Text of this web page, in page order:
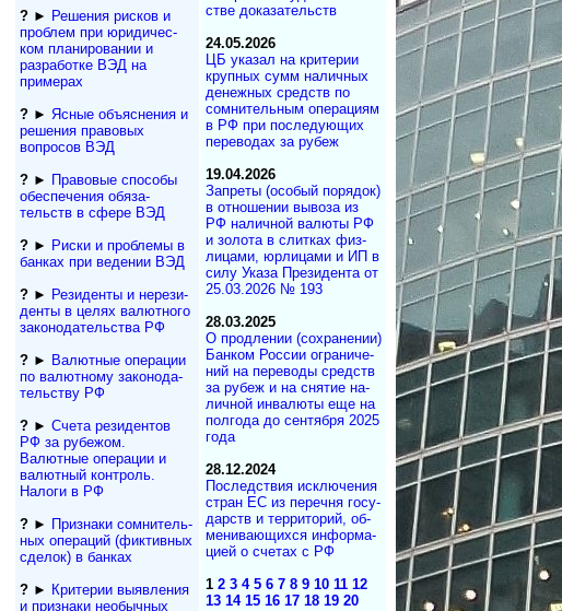
?► Решения рисков и
про­блем при юридичес­
ком планирова­нии и
разра­ботке ВЭД на
примерах
?► Ясные объяснения и
решения правовых
вопросов ВЭД
?► Правовые способы
обеспечения обяза­
тельств в сфере ВЭД
?► Риски и проблемы в
банках при ведении ВЭД
?► Резиденты и не­ре­зи­
ден­ты в целях валютного
за­ко­но­да­тель­ст­ва РФ
?► Валютные операции
по валютному за­ко­но­да­
тель­ст­ву РФ
?► Счета резидентов
РФ за рубежом.
Валютные операции и
валютный контроль.
Налоги в РФ
?► Признаки сомнитель­
ных операций (фиктивных
сделок) в банках
?► Критерии выявления
и признаки необычных
ст­ве до­ка­за­те­ль­ств
24.05.2026
ЦБ указал на кри­те­рии
круп­ных сумм на­лич­ных
де­неж­ных средств по
сом­ни­тель­ным опе­ра­ци­ям
в РФ при по­сле­ду­ю­щих
пе­ре­во­дах за ру­беж
19.04.2026
Запреты (осо­бый по­ря­док)
в от­но­ше­нии вы­во­за из
РФ на­ли­ч­ной ва­лю­ты РФ
и зо­ло­та в сли­т­ках физ­
ли­ца­ми, юр­ли­ца­ми и ИП в
си­лу Ука­за Пре­зи­де­н­та от
25.03.2026 № 193
28.03.2025
О продлении (со­хра­не­нии)
Бан­ком Рос­сии ог­ра­ни­че­
ний на пе­ре­во­ды средств
за ру­беж и на сня­тие на­
лич­ной ин­ва­лю­ты еще на
пол­го­да до сен­тя­б­ря 2025
года
28.12.2024
Последствия иск­лю­че­ния
стран ЕС из пе­ре­чня го­су­
дарств и тер­ри­то­рий, об­
ме­ни­ва­ю­щих­ся ин­фор­ма­
ци­ей о сче­тах с РФ
1 2 3 4 5 6 7 8 9 10 11 12
13 14 15 16 17 18 19 20